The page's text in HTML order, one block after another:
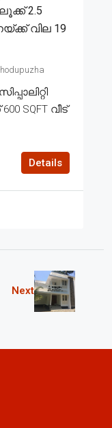
2.5
വില 19
SQFT വീട്
Details
Next